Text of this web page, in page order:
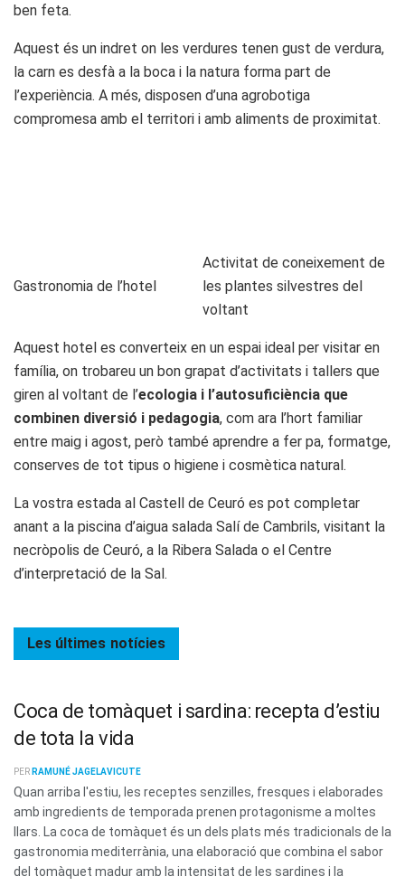
ben feta.
Aquest és un indret on les verdures tenen gust de verdura,
la carn es desfà a la boca i la natura forma part de
l’experiència. A més, disposen d’una agrobotiga
compromesa amb el territori i amb aliments de proximitat.
Gastronomia de l’hotel
Activitat de coneixement de
les plantes silvestres del
voltant
Aquest hotel es converteix en un espai ideal per visitar en
família, on trobareu un bon grapat d’activitats i tallers que
giren al voltant de l’ecologia i l’autosuficiència que
combinen diversió i pedagogia, com ara l’hort familiar
entre maig i agost, però també aprendre a fer pa, formatge,
conserves de tot tipus o higiene i cosmètica natural.
La vostra estada al Castell de Ceuró es pot completar
anant a la piscina d’aigua salada Salí de Cambrils, visitant la
necròpolis de Ceuró, a la Ribera Salada o el Centre
d’interpretació de la Sal.
Les últimes notícies
Coca de tomàquet i sardina: recepta d’estiu
de tota la vida
PER RAMUNÉ JAGELAVICUTE
Quan arriba l'estiu, les receptes senzilles, fresques i elaborades
amb ingredients de temporada prenen protagonisme a moltes
llars. La coca de tomàquet és un dels plats més tradicionals de la
gastronomia mediterrània, una elaboració que combina el sabor
del tomàquet madur amb la intensitat de les sardines i la